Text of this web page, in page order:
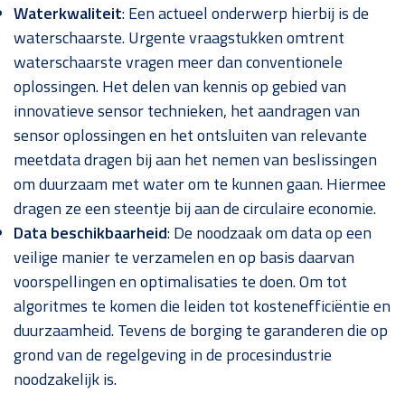
Waterkwaliteit: Een actueel onderwerp hierbij is de
waterschaarste. Urgente vraagstukken omtrent
waterschaarste vragen meer dan conventionele
oplossingen. Het delen van kennis op gebied van
innovatieve sensor technieken, het aandragen van
sensor oplossingen en het ontsluiten van relevante
meetdata dragen bij aan het nemen van beslissingen
om duurzaam met water om te kunnen gaan. Hiermee
dragen ze een steentje bij aan de circulaire economie.
Data beschikbaarheid: De noodzaak om data op een
veilige manier te verzamelen en op basis daarvan
voorspellingen en optimalisaties te doen. Om tot
algoritmes te komen die leiden tot kostenefficiëntie en
duurzaamheid. Tevens de borging te garanderen die op
grond van de regelgeving in de procesindustrie
noodzakelijk is.